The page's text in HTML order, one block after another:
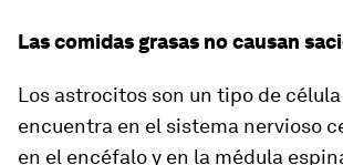
Las comidas grasas no causan
Los astrocitos son un tipo de
encuentra en el sistema nervioso
en el encéfalo y en la médula